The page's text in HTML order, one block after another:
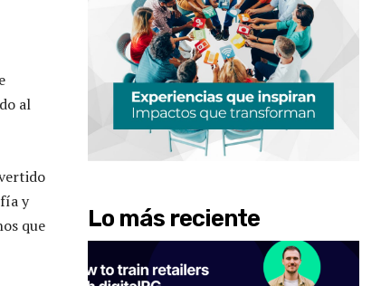
al
y
que
Lo más reciente